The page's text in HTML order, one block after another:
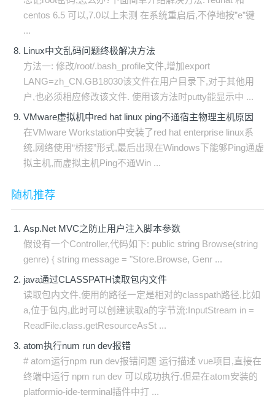
centos 6.5 可以,7.0以上未测 在系统重启后,不停地按”e”键
...
Linux中文乱码问题终极解决方法
方法一: 修改/root/.bash_profile文件,增加export
LANG=zh_CN.GB18030该文件在用户目录下,对于其他用
户,也必须相应修改该文件. 使用该方法时putty能显示中 ...
VMware虚拟机中red hat linux ping不通宿主物理主机原因
在VMware Workstation中安装了red hat enterprise linux系
统,网络使用“桥接”形式,最后出现在Windows下能够Ping通虚
拟主机,而虚拟主机Ping不通Win ...
随机推荐
Asp.Net MVC之防止用户注入脚本参数
假设有一个Controller,代码如下: public string Browse(string
genre) { string message = "Store.Browse, Genr ...
java通过CLASSPATH读取包内文件
读取包内文件,使用的路径一定是相对的classpath路径,比如
a,位于包内,此时可以创建读取a的字节流:InputStream in =
ReadFile.class.getResourceAsSt ...
atom执行num run dev报错
# atom运行npm run dev报错问题 运行描述 vue项目,直接在
终端中运行 npm run dev 可以成功执行.但是在atom安装的
platformio-ide-terminal插件中打 ...